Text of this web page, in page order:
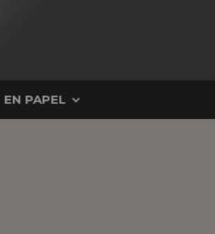
EN PAPEL